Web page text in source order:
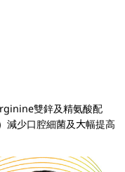
雙鋅及精氨酸配
少口腔細菌及大幅提高